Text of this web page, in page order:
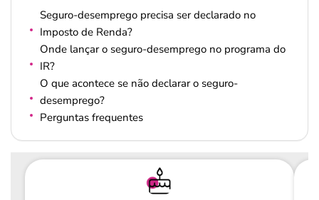
Seguro-desemprego precisa ser declarado no
Imposto de Renda?
Onde lançar o seguro-desemprego no programa do
IR?
O que acontece se não declarar o seguro-
desemprego?
Perguntas frequentes